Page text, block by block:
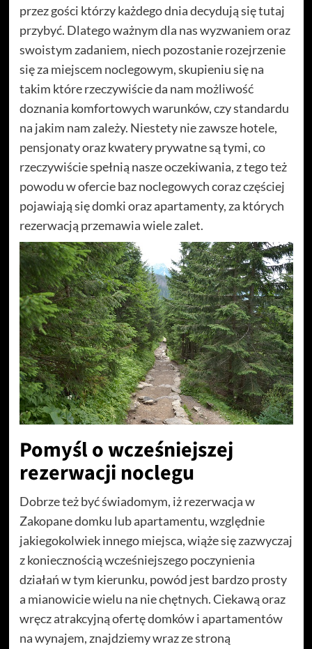
przez gości którzy każdego dnia decydują się tutaj
przybyć. Dlatego ważnym dla nas wyzwaniem oraz
swoistym zadaniem, niech pozostanie rozejrzenie
się za miejscem noclegowym, skupieniu się na
takim które rzeczywiście da nam możliwość
doznania komfortowych warunków, czy standardu
na jakim nam zależy. Niestety nie zawsze hotele,
pensjonaty oraz kwatery prywatne są tymi, co
rzeczywiście spełnią nasze oczekiwania, z tego też
powodu w ofercie baz noclegowych coraz częściej
pojawiają się domki oraz apartamenty, za których
rezerwacją przemawia wiele zalet.
Pomyśl o wcześniejszej
rezerwacji noclegu
Dobrze też być świadomym, iż rezerwacja w
Zakopane domku lub apartamentu, względnie
jakiegokolwiek innego miejsca, wiąże się zazwyczaj
z koniecznością wcześniejszego poczynienia
działań w tym kierunku, powód jest bardzo prosty
a mianowicie wielu na nie chętnych. Ciekawą oraz
wręcz atrakcyjną ofertę domków i apartamentów
na wynajem, znajdziemy wraz ze stroną